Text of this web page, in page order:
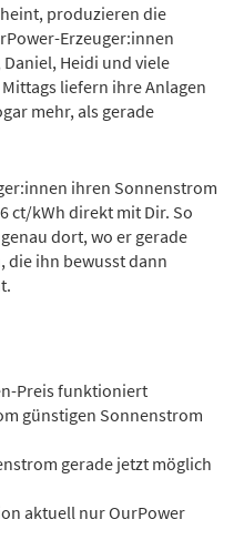
produzieren die
Erzeuger:innen
Heidi und viele
liefern ihre Anlagen
mehr, als gerade
ihren Sonnenstrom
ct/kWh direkt mit Dir. So
dort, wo er gerade
die ihn bewusst dann
Preis funktioniert
günstigen Sonnenstrom
gerade jetzt möglich
aktuell nur OurPower